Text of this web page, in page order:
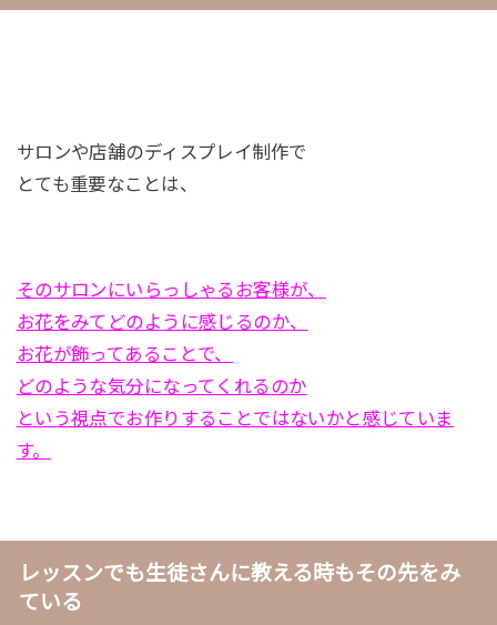
サロンや店舗のディスプレイ制作で
とても重要なことは、
そのサロンにいらっしゃるお客様が、
お花をみてどのように感じるのか、
お花が飾ってあることで、
どのような気分になってくれるのか
という視点でお作りすることではないかと感じていま
す。
レッスンでも生徒さんに教える時もその先をみ
ている